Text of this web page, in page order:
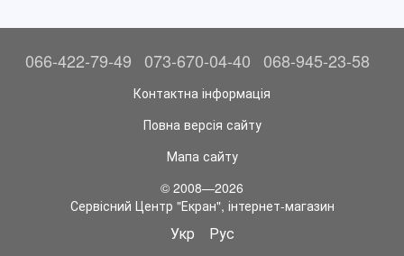
066-422-79-49 073-670-04-40 068-945-23-58
Контактна інформація
Повна версія сайту
Мапа сайту
© 2008—2026
Сервісний Центр "Екран", інтернет-магазин
Укр Рус